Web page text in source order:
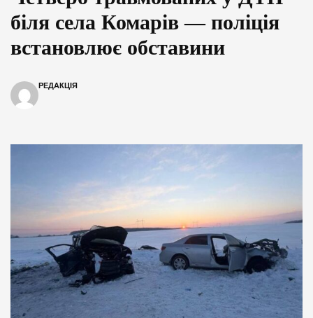
біля села Комарів — поліція
встановлює обставини
РЕДАКЦІЯ